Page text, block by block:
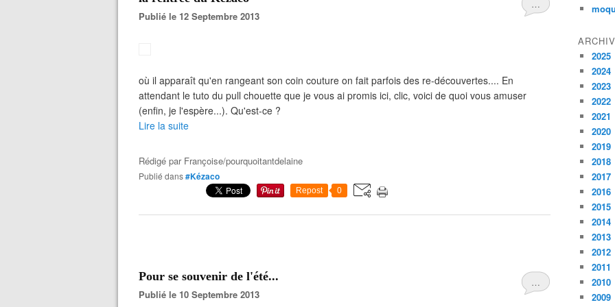
…
Publié le 12 Septembre 2013
où il apparaît qu'en rangeant son coin couture on fait parfois des re-découvertes.... En
attendant le tuto du pull chouette que je vous ai promis ici, clic, voici de quoi vous amuser
(enfin, je l'espère...). Qu'est-ce ?
Lire la suite
Rédigé par Françoise/pourquoitantdelaine
Publié dans#Kézaco
Repost 0
…
Pour se souvenir de l'été...
Publié le 10 Septembre 2013
2025
2024
2023
2022
2021
2020
2019
2018
2017
2016
2015
2014
2013
2012
2011
2010
2009